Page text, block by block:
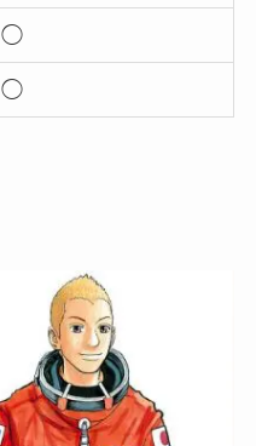
◯
◯